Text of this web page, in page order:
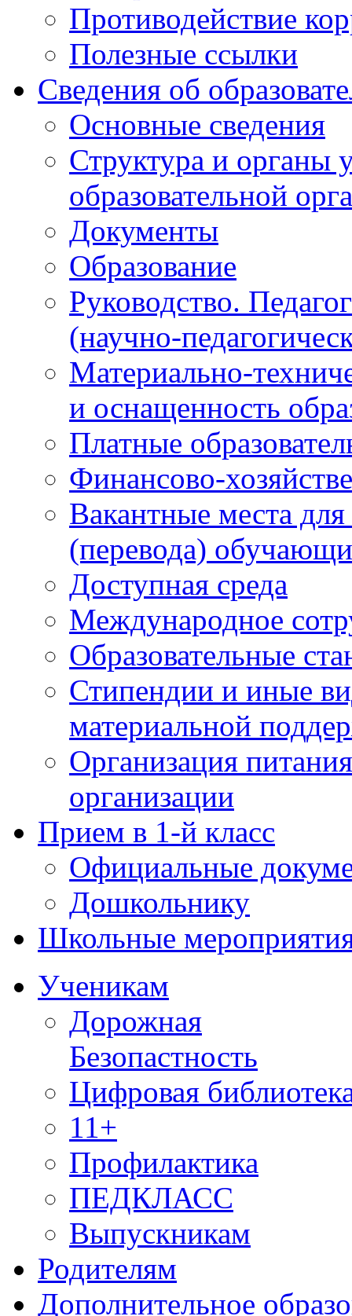
Противодействие
Полезные ссылки
Сведения об
Основные сведения
Структура и органы
образовательной
Документы
Образование
Руководство.
(научно-
Материально-
и оснащенность
Платные
Финансово-
Вакантные места
(перевода)
Доступная среда
Международное
Образовательные
Стипендии и иные
материальной
Организация
организации
Прием в 1-й класс
Официальные
Дошкольнику
Школьные
Ученикам
Дорожная
Безопастность
Цифровая
11+
Профилактика
ПЕДКЛАСС
Выпускникам
Родителям
Дополнительное